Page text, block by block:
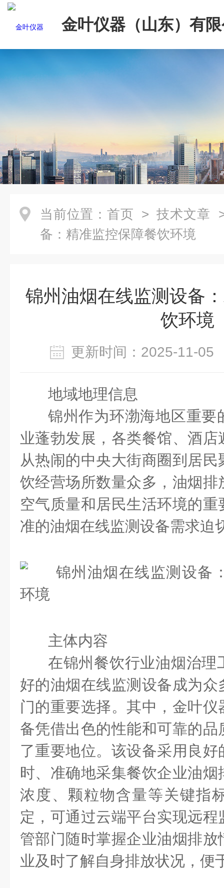
金叶仪器（山东）有
当前位置： 首页 > 技术文章
备：精准监控保障餐饮环境
锦州油烟在线监测设备
饮环境
更新时间：2025-11-
地域地理信息
锦州作为环渤海地区重要
业蓬勃发展，各类餐馆、酒
从热闹的中央大街商圈到居
饮经营场所数量众多，油烟
空气质量和居民生活环境的
准的油烟在线监测设备需求迫
主体内容
在锦州餐饮行业油烟治理
好的油烟在线监测设备成为
门的重要选择。其中，金叶
备凭借出色的性能和可靠的
了重要地位。该设备采用良
时、准确地采集餐饮企业油
浓度、颗粒物含量等关键指
定，可通过云端平台实现远
管部门随时掌握企业油烟排
业及时了解自身排放状况，便